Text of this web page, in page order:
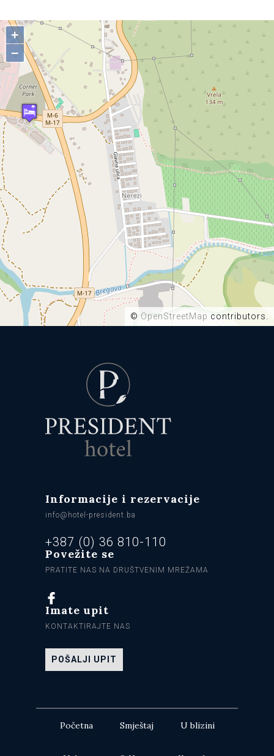
+
−
© OpenStreetMap contributors.
Informacije i rezervacije
info@hotel-president.ba
+387 (0) 36 810-110
Povežite se
PRATITE NAS NA DRUŠTVENIM MREŽAMA
Imate upit
KONTAKTIRAJTE NAS
POŠALJI UPIT
Početna Smještaj U blizini